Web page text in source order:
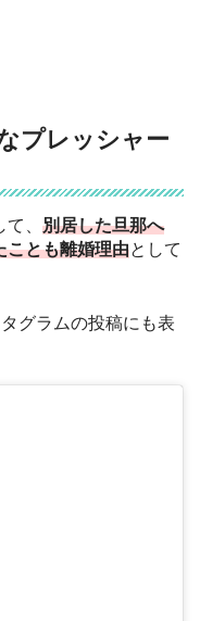
プレッシャー
、 別居した旦那へ
ことも離婚理由として
グラムの投稿にも表